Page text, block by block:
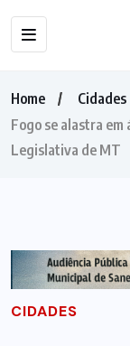
Home
Cidades
Fogo se alastra
Legislativa de MT
CIDADES